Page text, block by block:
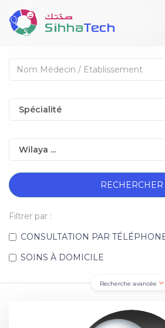
RECHERCHER
Filtrer par :
CONSULTATION PAR
SOINS À DOMICILE
Recherche avancée